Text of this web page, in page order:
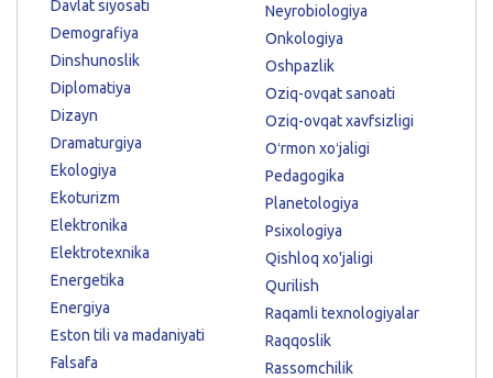
Davlat siyosati
Demografiya
Dinshunoslik
Diplomatiya
Dizayn
Dramaturgiya
Ekologiya
Ekoturizm
Elektronika
Elektrotexnika
Energetika
Energiya
Eston tili va madaniyati
Falsafa
Neyrobiologiya
Onkologiya
Oshpazlik
Oziq-ovqat sanoati
Oziq-ovqat xavfsizligi
Oʻrmon xoʻjaligi
Pedagogika
Planetologiya
Psixologiya
Qishloq xo'jaligi
Qurilish
Raqamli texnologiyalar
Raqqoslik
Rassomchilik